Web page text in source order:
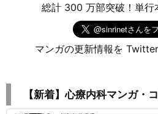
総計 300 万部突破！単行
マンガの更新情報を Twitter
【新着】心療内科マンガ・